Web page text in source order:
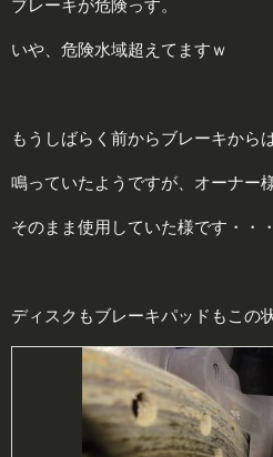
ブレーキが危険っす。
いや、危険水域超えてますｗ
もうしばらく前からブレーキから
鳴っていたようですが、オーナー
そのまま使用していた様です・・
ディスクもブレーキパッドもこの状